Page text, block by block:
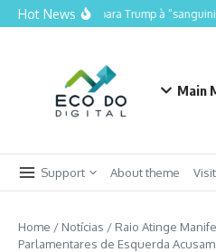
Ir para o conteúdo
Hot NewsLula compara Trump à
Main
Support About theme
Home / Notícias / Raio Atinge
Parlamentares de Esquerda